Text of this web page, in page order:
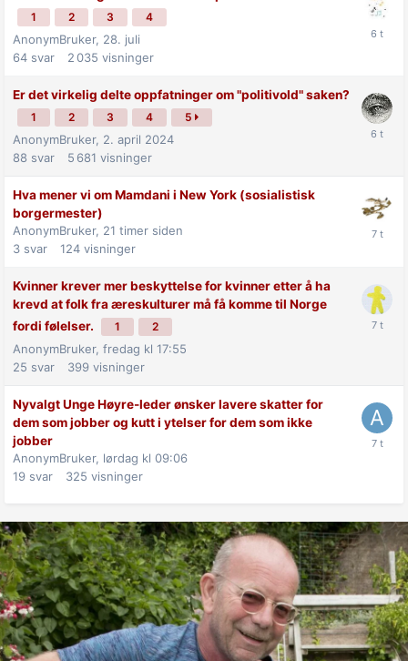
1 2 3 4
AnonymBruker, 28. juli
64 svar 2 035 visninger
Er det virkelig delte oppfatninger om "politivold" saken?
1 2 3 4 5
AnonymBruker, 2. april 2024
88 svar 5 681 visninger
Hva mener vi om Mamdani i New York (sosialistisk
borgermester)
AnonymBruker, 21 timer siden
3 svar 124 visninger
Kvinner krever mer beskyttelse for kvinner etter å ha
krevd at folk fra æreskulturer må få komme til Norge
fordi følelser.
1 2
AnonymBruker, fredag kl 17:55
25 svar 399 visninger
Nyvalgt Unge Høyre-leder ønsker lavere skatter for
dem som jobber og kutt i ytelser for dem som ikke
jobber
AnonymBruker, lørdag kl 09:06
19 svar 325 visninger